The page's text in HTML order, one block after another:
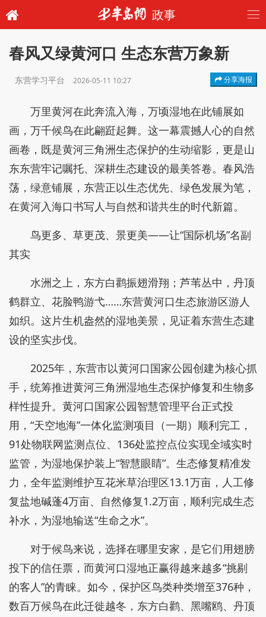
政事
春风又绿黄河口 生态东营万象新
东营学习平台 2026-05-11 10:27 分享海报
万里黄河在此奔流入海，万顷湿地在此铺展如
画，万千候鸟在此翩跹起舞。这一幕震撼人心的自然
画卷，既是黄河三角洲生态保护的生动缩影，更是山
东东营牢记嘱托、深耕生态建设的最美答卷。春风浩
荡，绿意铺展，东营正以生态优先、绿色发展为笔，
在黄河入海口书写人与自然和谐共生的时代新篇。
鸟更多、草更茂、景更美——让“国际机场”名副
其实
水洲之上，东方白鹳振翅滑翔；芦苇丛中，丹顶
鹤群立、花脸鸭游弋……东营黄河口生态旅游区游人
如织。这片生机盎然的湿地美景，见证着东营生态建
设的坚实步伐。
2025年，东营市以黄河口国家公园创建为核心抓
手，统筹推进黄河三角洲湿地生态保护修复和生物多
样性提升。黄河口国家公园智慧管理平台正式投
用，“天空地海”一体化监测项目（一期）顺利完工，
91处物联网监测点位、136处监控点位实现全域实时
监管，为湿地保护装上“智慧眼睛”。生态修复精准发
力，全年监测维护互花米草治理区13.1万亩，人工修
复盐地碱蓬4万亩、自然修复1.2万亩，顺利完成生态
补水，为湿地输送“生命之水”。
对于候鸟来说，选择在哪里安家，是它们用翅膀
投下的信任票，而黄河口湿地正赢得越来越多“挑剔
的客人”的青睐。如今，保护区鸟类种类增至376种，
数百万候鸟在此迁徙越冬，东方白鹳、黑嘴鸥、丹顶